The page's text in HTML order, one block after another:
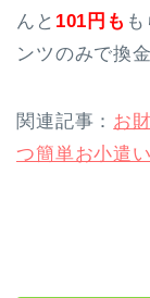
んと 101円も
ンツのみで換
関連記事： お
つ簡単お小遣